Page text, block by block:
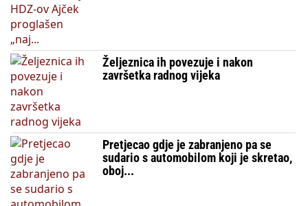
Željeznica ih povezuje i nakon
završetka radnog vijeka
Pretjecao gdje je zabranjeno pa se
sudario s automobilom koji je skretao,
oboj...